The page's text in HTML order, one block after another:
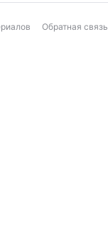
Обратная связь